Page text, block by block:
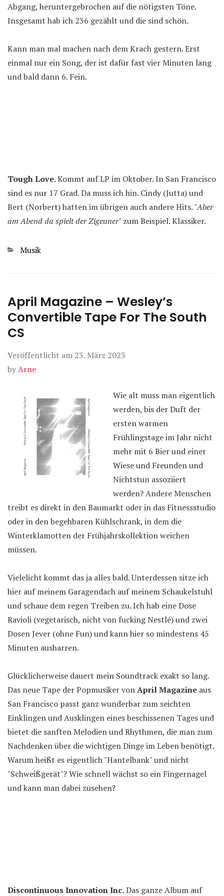
Abgang, heruntergebrochen auf die nötigsten Töne.
Insgesamt hab ich 236 gezählt und die sind schön.
Kann man mal machen nach dem Krach gestern. Erst
einmal nur ein Song, der ist dafür fast vier Minuten lang
und bald dann 6. Fein.
Tough Love. Kommt auf LP im Oktober. In San Francisco
sind es nur 17 Grad. Da muss ich hin. Cindy (Jutta) und
Bert (Norbert) hatten im übrigen auch andere Hits. "Aber
am Abend da spielt der Zigeuner" zum Beispiel. Klassiker.
Kategorien
Musik
April Magazine – Wesley’s
Convertible Tape For The South
CS
Veröffentlicht am 23. März 2023
byArne
Wie alt muss man eigentlich
werden, bis der Duft der
ersten warmen
Frühlingstage im Jahr nicht
mehr mit 6 Bier und einer
Wiese und Freunden und
Nichtstun assoziiert
werden? Andere Menschen
treibt es direkt in den Baumarkt oder in das Fitnessstudio
oder in den begehbaren Kühlschrank, in dem die
Winterklamotten der Frühjahrskollektion weichen
müssen.
Vielelicht kommt das ja alles bald. Unterdessen sitze ich
hier auf meinem Garagendach auf meinem Schaukelstuhl
und schaue dem regen Treiben zu. Ich hab eine Dose
Ravioli (vegetarisch, nicht von fucking Nestlé) und zwei
Dosen Jever (ohne Fun) und kann hier so mindestens 45
Minuten ausharren.
Glücklicherweise dauert mein Soundtrack exakt so lang.
Das neue Tape der Popmusiker vonApril Magazine aus
San Francisco passt ganz wunderbar zum seichten
Einklingen und Ausklingen eines beschissenen Tages und
bietet die sanften Melodien und Rhythmen, die man zum
Nachdenken über die wichtigen Dinge im Leben benötigt.
Warum heißt es eigentlich "Hantelbank" und nicht
"Schweißgerät"? Wie schnell wächst so ein Fingernagel
und kann man dabei zusehen?
Discontinuous Innovation Inc.Das ganze Album auf